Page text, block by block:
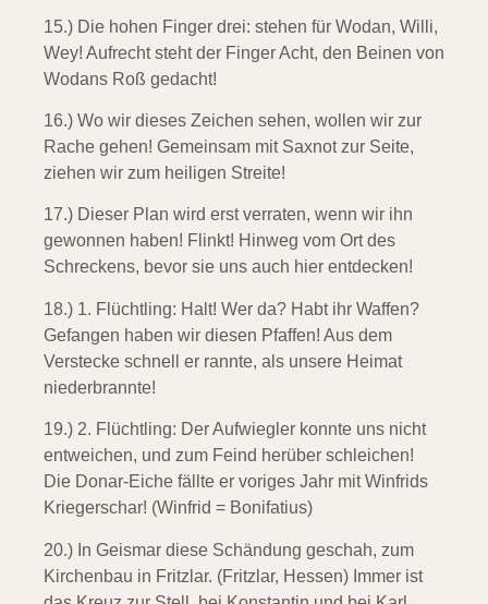
15.) Die hohen Finger drei: stehen für Wodan, Willi,
Wey! Aufrecht steht der Finger Acht, den Beinen von
Wodans Roß gedacht!
16.) Wo wir dieses Zeichen sehen, wollen wir zur
Rache gehen! Gemeinsam mit Saxnot zur Seite,
ziehen wir zum heiligen Streite!
17.) Dieser Plan wird erst verraten, wenn wir ihn
gewonnen haben! Flinkt! Hinweg vom Ort des
Schreckens, bevor sie uns auch hier entdecken!
18.) 1. Flüchtling: Halt! Wer da? Habt ihr Waffen?
Gefangen haben wir diesen Pfaffen! Aus dem
Verstecke schnell er rannte, als unsere Heimat
niederbrannte!
19.) 2. Flüchtling: Der Aufwiegler konnte uns nicht
entweichen, und zum Feind herüber schleichen!
Die Donar-Eiche fällte er voriges Jahr mit Winfrids
Kriegerschar! (Winfrid = Bonifatius)
20.) In Geismar diese Schändung geschah, zum
Kirchenbau in Fritzlar. (Fritzlar, Hessen) Immer ist